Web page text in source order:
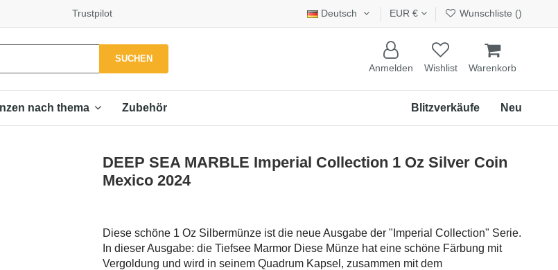
Trustpilot Deutsch EUR € Wunschliste ()
SUCHEN
Anmelden Wishlist Warenkorb
nach thema Zubehör Neu
Blitzverkäufe
DEEP SEA MARBLE Imperial Collection 1 Oz Silver Coin
Mexico 2024
Diese schöne 1 Oz Silbermünze ist die neue Ausgabe der "Imperial Collection" Serie.
In dieser Ausgabe: die Tiefsee Marmor Diese Münze hat eine schöne Färbung mit
Vergoldung und wird in seinem Quadrum Kapsel, zusammen mit dem